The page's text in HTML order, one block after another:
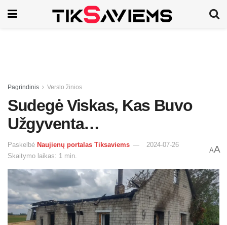
Pagrindinis Verslo žinios
Sudegė Viskas, Kas Buvo
Užgyventa…
Paskelbė Naujienų portalas Tiksaviems
2024-07-26
Skaitymo laikas: 1 min.
AA